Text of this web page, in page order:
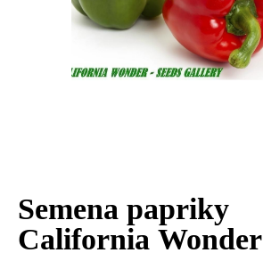
Semena papriky
California Wonder